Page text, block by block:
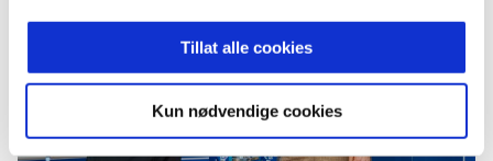
Tillat alle cookies
Kun nødvendige cookies
OBOS BLIR NY HOVEDSPONSOR FOR ELITESERIEN